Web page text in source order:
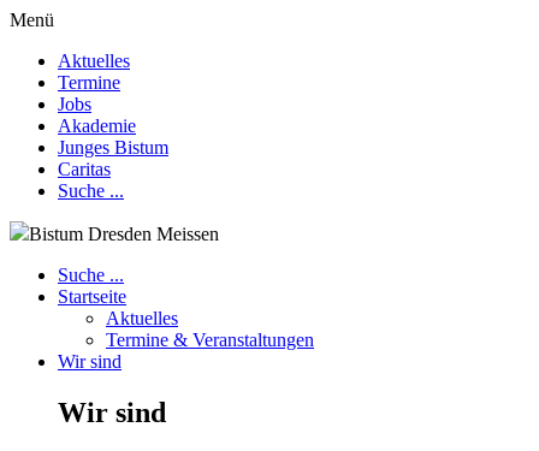
Menü
Aktuelles
Termine
Jobs
Akademie
Junges Bistum
Caritas
Suche ...
Bistum Dresden Meissen
Suche ...
Startseite
Aktuelles
Termine & Veranstaltungen
Wir sind
Wir sind